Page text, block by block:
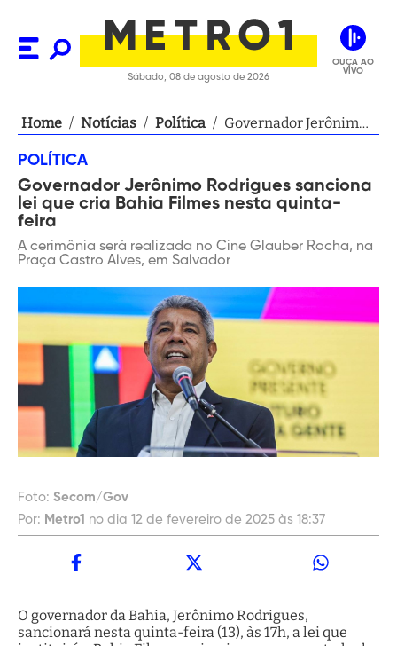
Sábado, 08 de agosto de 2026
OUÇA AO
VIVO
Home / Notícias / Política / Governador Jerônimo
nesta quinta-feira
POLÍTICA
Governador Jerônimo Rodrigues sanciona
lei que cria Bahia Filmes nesta quinta-
feira
A cerimônia será realizada no Cine Glauber Rocha, na
Praça Castro Alves, em Salvador
Foto: Secom/Gov
Por: Metro1 no dia 12 de fevereiro de 2025 às 18:37
O governador da Bahia, Jerônimo Rodrigues,
sancionará nesta quinta-feira (13), às 17h, a lei que